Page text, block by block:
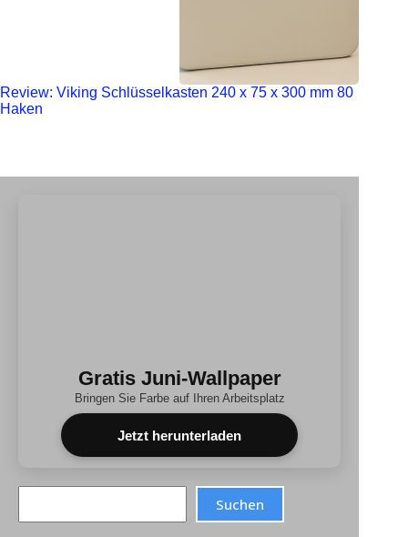
Review: Viking Schlüsselkasten 240 x 75 x 300 mm 80
Haken
Gratis Juni-Wallpaper
Bringen Sie Farbe auf Ihren Arbeitsplatz
Jetzt herunterladen
Suchen